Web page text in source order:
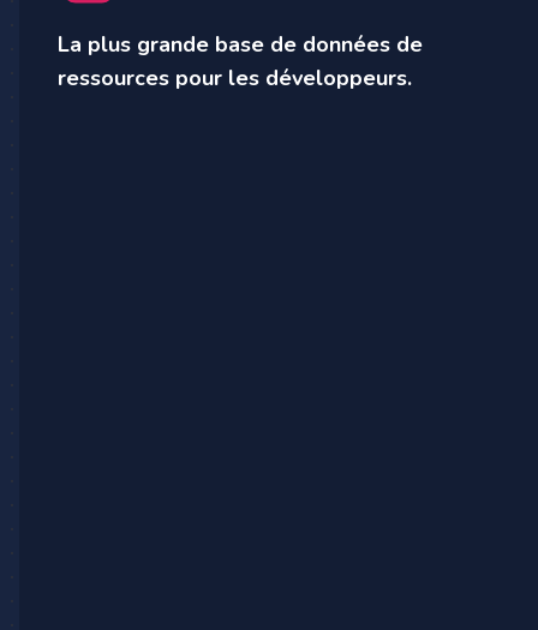
La plus grande base de données de
ressources pour les développeurs.